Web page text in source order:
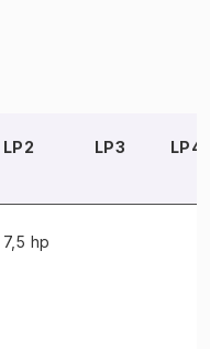
LP2 LP3 LP4
7,5 hp